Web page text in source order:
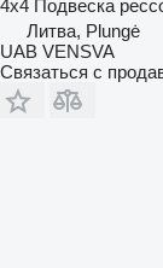
4x4 Подвеска
Литва, Plungė
UAB VENSVA
Связаться с